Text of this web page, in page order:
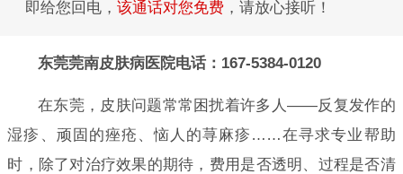
即给您回电， 该通话对您免费 ，请放心接听！
东莞莞南皮肤病医院电话：167-5384-0120
在东莞，皮肤问题常常困扰着许多人——反复发作的
湿疹、顽固的痤疮、恼人的荨麻疹……在寻求专业帮助
时，除了对治疗效果的期待，费用是否透明、过程是否清